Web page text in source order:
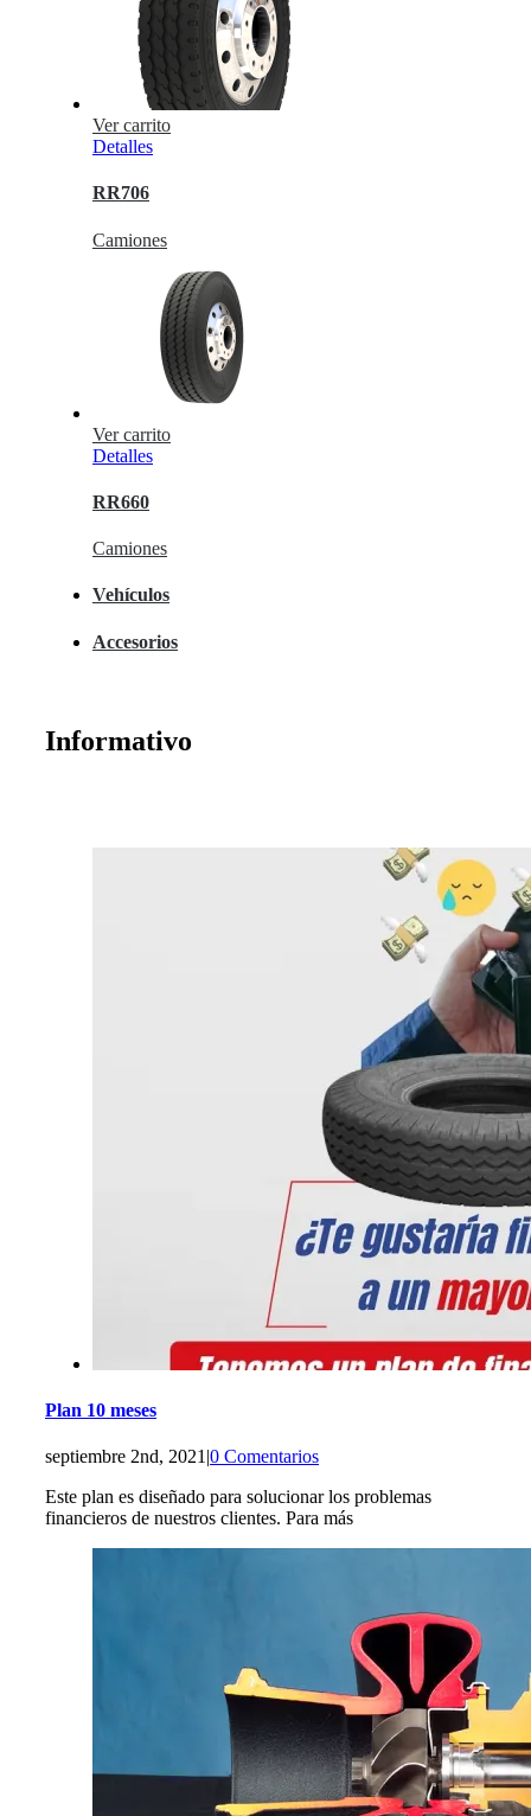
Ver carrito
Detalles
RR706
Camiones
Ver carrito
Detalles
RR660
Camiones
Vehículos
Accesorios
Informativo
Plan 10 meses
septiembre 2nd, 2021 |0 Comentarios
Este plan es diseñado para solucionar los problemas
financieros de nuestros clientes. Para más